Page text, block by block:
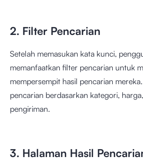
2. Filter Pencarian
Setelah memasukan kata kunci,
memanfaatkan filter pencarian untuk
mempersempit hasil pencarian
pencarian berdasarkan kategori, harga,
pengiriman.
3. Halaman Hasil